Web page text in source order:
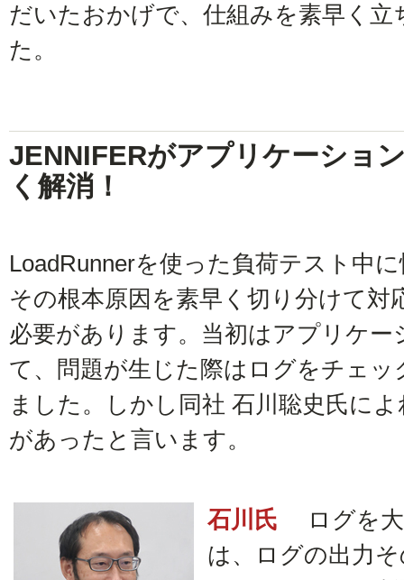
だいたおかげで、仕組みを素早く
た。
JENNIFERがアプリケーショ
く解消！
LoadRunnerを使った負荷テスト中
その根本原因を素早く切り分けて対
必要があります。当初はアプリケ
て、問題が生じた際はログをチェ
ました。しかし同社 石川聡史氏に
があったと言います。
石川氏
ログを大
は、ログの出力